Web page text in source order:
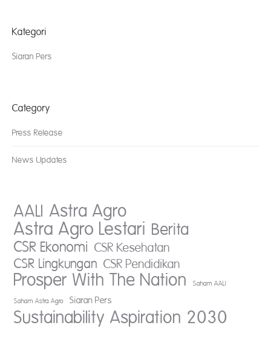
Kategori
Siaran Pers
Category
Press Release
News Updates
AALI Astra Agro
Astra Agro Lestari Berita
CSR Ekonomi CSR Kesehatan
CSR Lingkungan CSR Pendidikan
Prosper With The Nation Saham AALI
Saham Astra Agro Siaran Pers
Sustainability Aspiration 2030